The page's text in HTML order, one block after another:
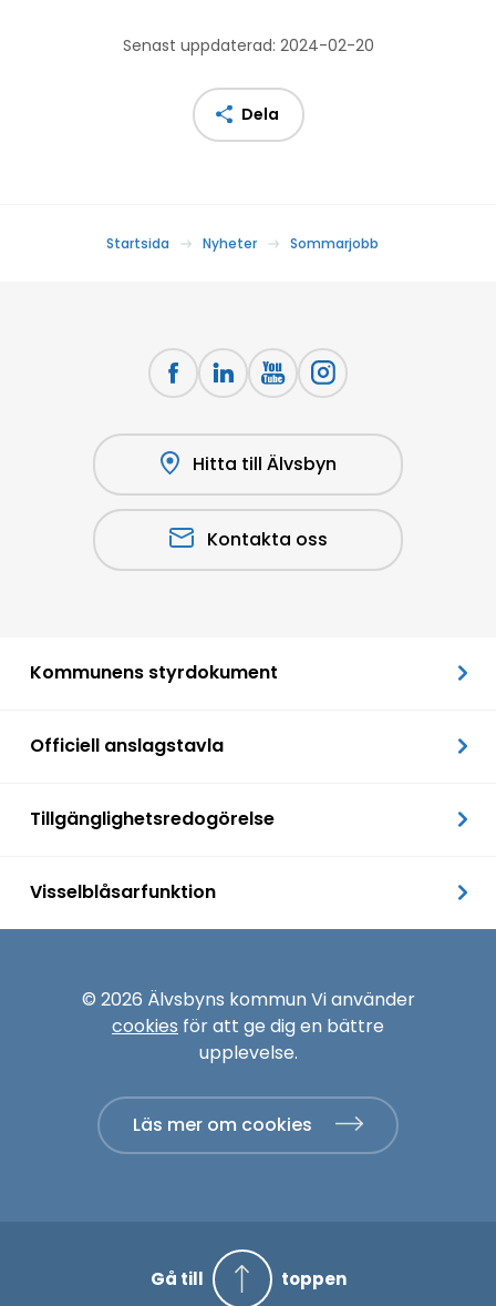
Senast uppdaterad: 2024-02-20
Dela
Startsida Nyheter Sommarjobb
Hitta till Älvsbyn
Kontakta oss
Kommunens styrdokument
Officiell anslagstavla
Tillgänglighetsredogörelse
Visselblåsarfunktion
© 2026 Älvsbyns kommun Vi använder
cookies för att ge dig en bättre
upplevelse.
Läs mer om cookies
Gå till toppen